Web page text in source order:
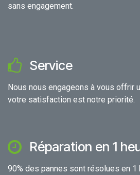
sans engagement.
Service
Nous nous engageons à vous offrir
votre satisfaction est notre priorité.
Réparation en 1
90% des pannes sont résolues en 1